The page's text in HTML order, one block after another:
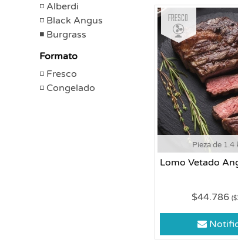
Alberdi
Black Angus
Burgrass
Formato
Fresco
Congelado
Pieza de 1.4
Lomo Vetado
Fresco
$44.786